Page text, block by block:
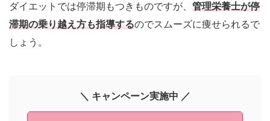
ダイエットでは停滞期もつきものですが、 管理栄養士が停
滞期の乗り越え方も指導するのでスムーズに痩せられるで
しょう。
＼ キャンペーン実施中 ／